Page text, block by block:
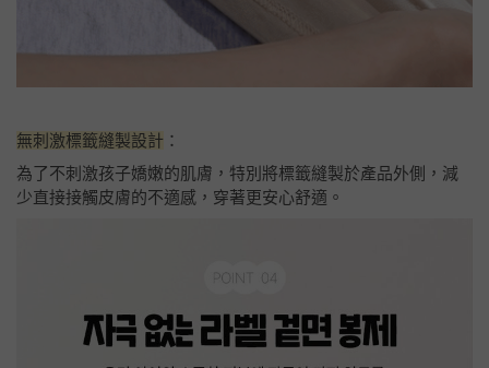
無刺激標籤縫製設計 ：
為了不刺激孩子嬌嫩的肌膚，特別將標籤縫製於產品外側，減
少直接接觸皮膚的不適感，穿著更安心舒適。